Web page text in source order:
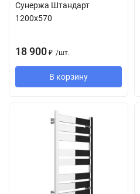
Сунержа Штандарт
1200x570
18 900 ₽ /шт.
В корзину